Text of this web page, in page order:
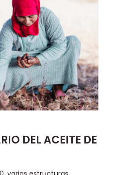
DEL ACEITE DE